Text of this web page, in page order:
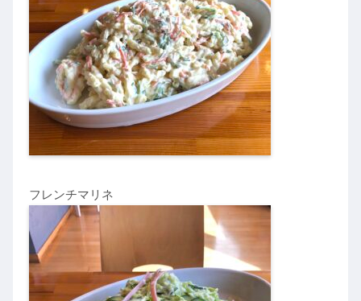
フレンチマリネ